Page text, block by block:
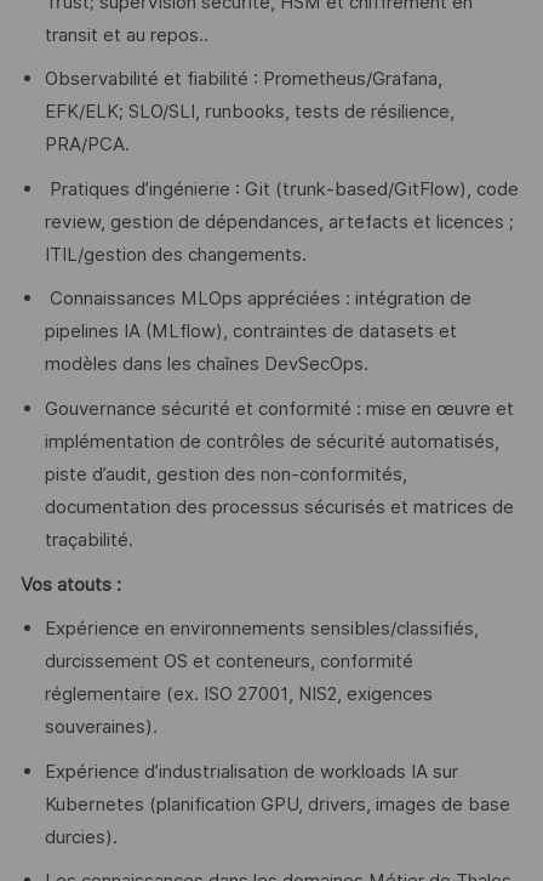
transit et au repos..
Observabilité et fiabilité : Prometheus/Grafana,
EFK/ELK; SLO/SLI, runbooks, tests de résilience,
PRA/PCA.
Pratiques d’ingénierie : Git (trunk‑based/GitFlow), code
review, gestion de dépendances, artefacts et licences ;
ITIL/gestion des changements.
Connaissances MLOps appréciées : intégration de
pipelines IA (MLflow), contraintes de datasets et
modèles dans les chaînes DevSecOps.
Gouvernance sécurité et conformité : mise en œuvre et
implémentation de contrôles de sécurité automatisés,
piste d’audit, gestion des non-conformités,
documentation des processus sécurisés et matrices de
traçabilité.
Vos atouts :
Expérience en environnements sensibles/classifiés,
durcissement OS et conteneurs, conformité
réglementaire (ex. ISO 27001, NIS2, exigences
souveraines).
Expérience d’industrialisation de workloads IA sur
Kubernetes (planification GPU, drivers, images de base
durcies).